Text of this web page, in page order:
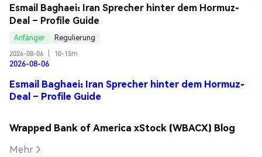
Esmail Baghaei: Iran Sprecher hinter dem Hormuz-
Deal – Profile Guide
Anfänger
Regulierung
2026-08-06
10-15m
2026-08-06
Esmail Baghaei: Iran Sprecher hinter dem Hormuz-
Deal – Profile Guide
Wrapped Bank of America xStock (WBACX) Blog
Mehr